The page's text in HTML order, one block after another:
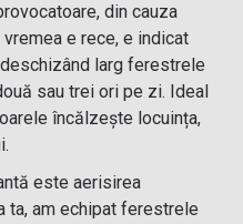
din cauza
e rece, e indicat
larg ferestrele
sau trei ori pe zi. Ideal
încălzește locuința,
este aerisirea
ta, am echipat ferestrele